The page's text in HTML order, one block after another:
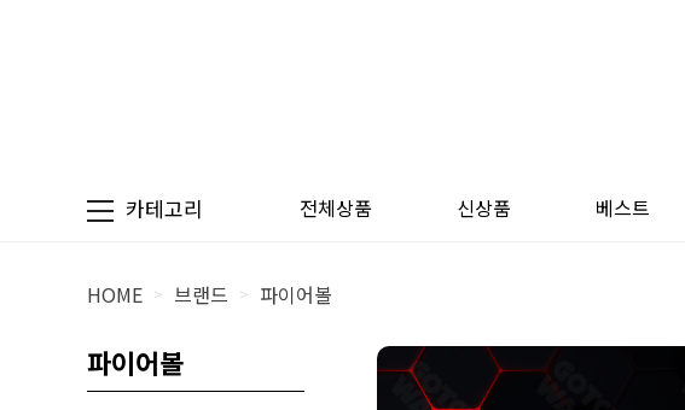
카테고리 전체상품 신상품 베스트
HOME > 브랜드 > 파이어볼
파이어볼